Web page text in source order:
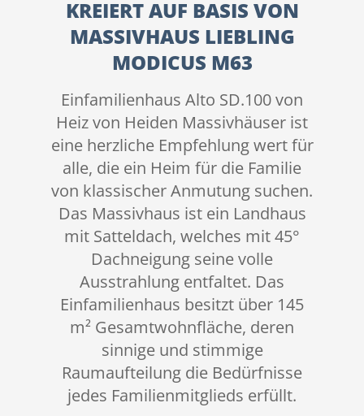
KREIERT AUF BASIS VON
MASSIVHAUS LIEBLING
MODICUS M63
Einfamilienhaus Alto SD.100 von
Heiz von Heiden Massivhäuser ist
eine herzliche Empfehlung wert für
alle, die ein Heim für die Familie
von klassischer Anmutung suchen.
Das Massivhaus ist ein Landhaus
mit Satteldach, welches mit 45°
Dachneigung seine volle
Ausstrahlung entfaltet. Das
Einfamilienhaus besitzt über 145
m² Gesamtwohnfläche, deren
sinnige und stimmige
Raumaufteilung die Bedürfnisse
jedes Familienmitglieds erfüllt.